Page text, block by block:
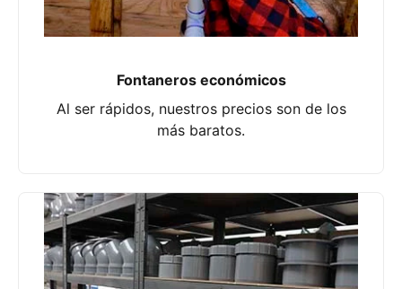
Fontaneros económicos
Al ser rápidos, nuestros precios son de los
más baratos.